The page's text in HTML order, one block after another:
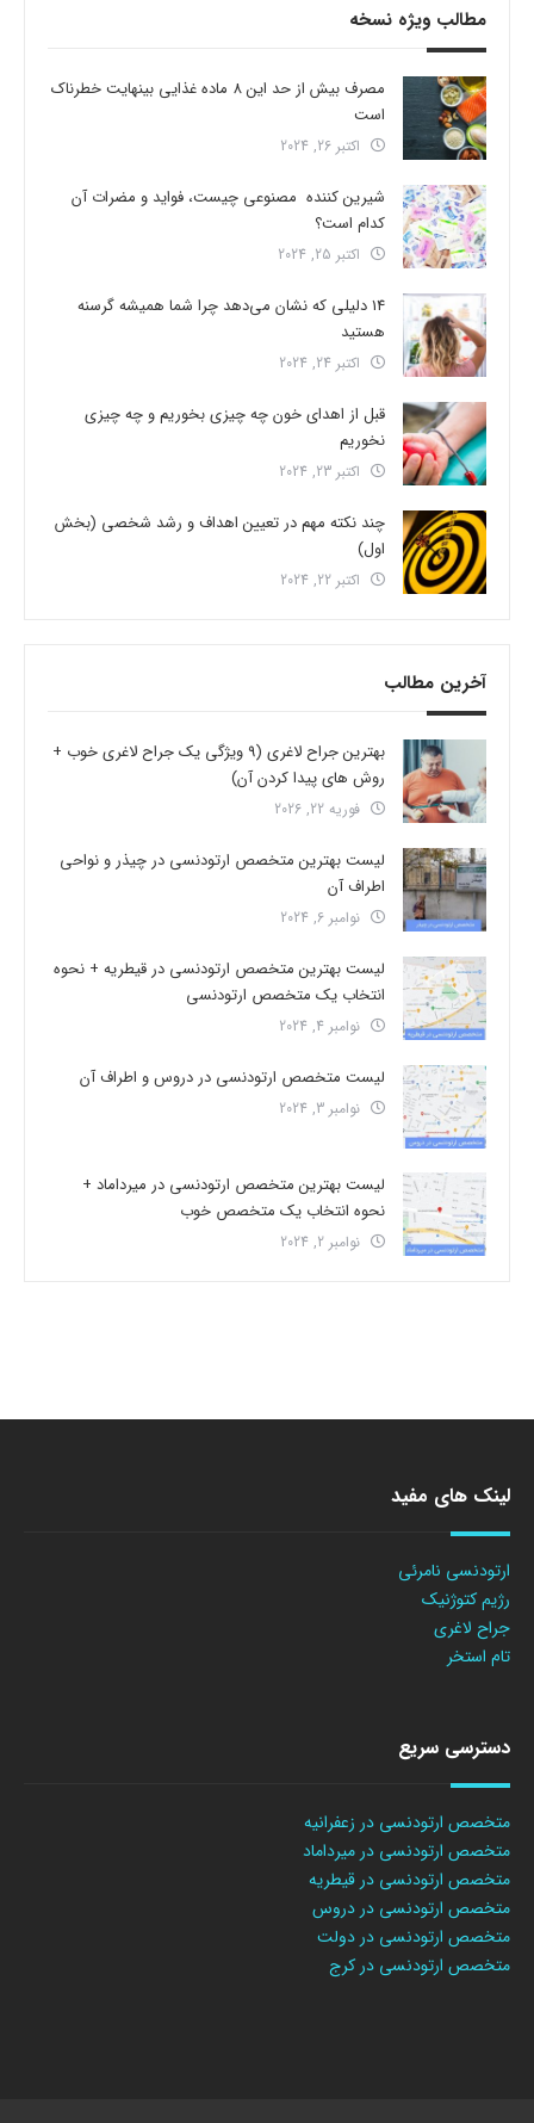
مطالب ویژه نسخه
مصرف بیش از حد این 8 ماده غذایی بینهایت خطرناک
است
اکتبر 26, 2024
شیرین کننده مصنوعی چیست، فواید و مضرات آن
کدام است؟
اکتبر 25, 2024
14 دلیلی که نشان می‌دهد چرا شما همیشه گرسنه
هستید
اکتبر 24, 2024
قبل از اهدای خون چه چیزی بخوریم و چه چیزی
نخوریم
اکتبر 23, 2024
چند نکته مهم در تعیین اهداف و رشد شخصی (بخش
اول)
اکتبر 22, 2024
آخرین مطالب
بهترین جراح لاغری (9 ویژگی یک جراح لاغری خوب +
روش های پیدا کردن آن)
فوریه 22, 2026
لیست بهترین متخصص ارتودنسی در چیذر و نواحی
اطراف آن
نوامبر 6, 2024
لیست بهترین متخصص ارتودنسی در قیطریه + نحوه
انتخاب یک متخصص ارتودنسی
نوامبر 4, 2024
لیست متخصص ارتودنسی در دروس و اطراف آن
نوامبر 3, 2024
لیست بهترین متخصص ارتودنسی در میرداماد +
نحوه انتخاب یک متخصص خوب
نوامبر 2, 2024
لینک های مفید
ارتودنسی نامرئی
رژیم کتوژنیک
جراح لاغری
تام استخر
دسترسی سریع
متخصص ارتودنسی در زعفرانیه
متخصص ارتودنسی در میرداماد
متخصص ارتودنسی در قیطریه
متخصص ارتودنسی در دروس
متخصص ارتودنسی در دولت
متخصص ارتودنسی در کرج